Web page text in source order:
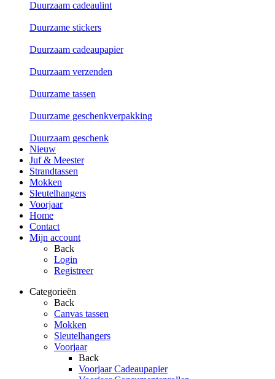
Duurzaam cadeaulint
Duurzame stickers
Duurzaam cadeaupapier
Duurzaam verzenden
Duurzame tassen
Duurzame geschenkverpakking
Duurzaam geschenk
Nieuw
Juf & Meester
Strandtassen
Mokken
Sleutelhangers
Voorjaar
Home
Contact
Mijn account
Back
Login
Registreer
Categorieën
Back
Canvas tassen
Mokken
Sleutelhangers
Voorjaar
Back
Voorjaar Cadeaupapier